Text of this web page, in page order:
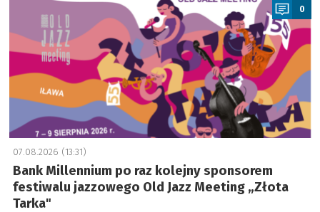
0
07.08.2026 (13:31)
Bank Millennium po raz kolejny sponsorem
festiwalu jazzowego Old Jazz Meeting „Złota
Tarka"